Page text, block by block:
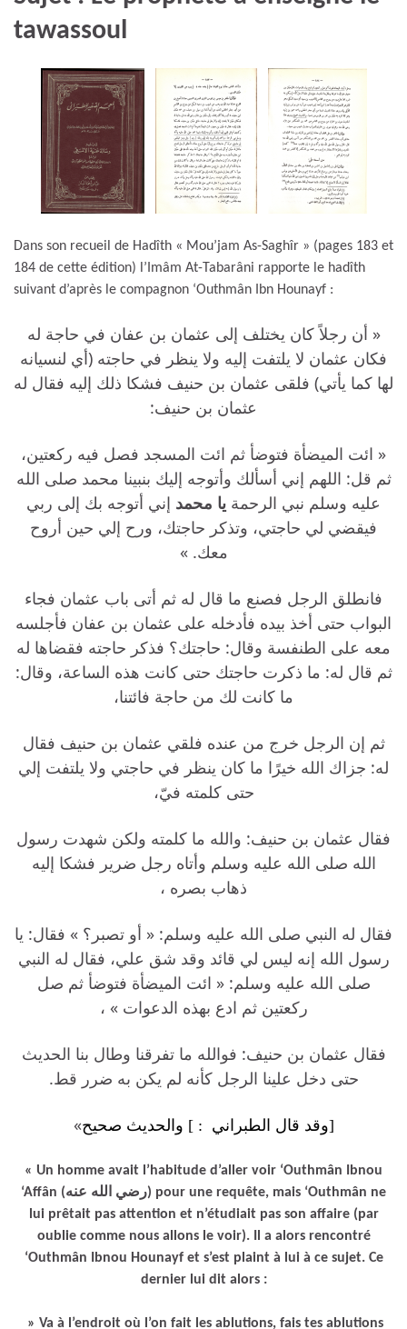
tawassoul
Dans son recueil de Hadîth « Mou’jam As-Saghîr » (pages 183 et
184 de cette édition) l’Imâm At-Tabarâni rapporte le hadîth
suivant d’après le compagnon ‘Outhmân Ibn Hounayf :
« أن رجلاً كان يختلف إلى عثمان بن عفان في حاجة له
فكان عثمان لا يلتفت إليه ولا ينظر في حاجته (أي لنسيانه
لها كما يأتي) فلقى عثمان بن حنيف فشكا ذلك إليه فقال له
عثمان بن حنيف:
« ائت الميضأة فتوضأ ثم ائت المسجد فصل فيه ركعتين،
ثم قل: اللهم إني أسألك وأتوجه إليك بنبينا محمد صلى الله
عليه وسلم نبي الرحمة يا محمد إني أتوجه بك إلى ربي
فيقضي لي حاجتي، وتذكر حاجتك، ورح إلي حين أروح
معك. »
فانطلق الرجل فصنع ما قال له ثم أتى باب عثمان فجاء
البواب حتى أخذ بيده فأدخله على عثمان بن عفان فأجلسه
معه على الطنفسة وقال: حاجتك؟ فذكر حاجته فقضاها له
ثم قال له: ما ذكرت حاجتك حتى كانت هذه الساعة، وقال:
ما كانت لك من حاجة فائتنا،
ثم إن الرجل خرج من عنده فلقي عثمان بن حنيف فقال
له: جزاك الله خيرًا ما كان ينظر في حاجتي ولا يلتفت إلي
حتى كلمته فيّ،
فقال عثمان بن حنيف: والله ما كلمته ولكن شهدت رسول
الله صلى الله عليه وسلم وأتاه رجل ضرير فشكا إليه
ذهاب بصره ،
فقال له النبي صلى الله عليه وسلم: « أو تصبر؟ » فقال: يا
رسول الله إنه ليس لي قائد وقد شق علي، فقال له النبي
صلى الله عليه وسلم: « ائت الميضأة فتوضأ ثم صل
ركعتين ثم ادع بهذه الدعوات » ،
فقال عثمان بن حنيف: فوالله ما تفرقنا وطال بنا الحديث
حتى دخل علينا الرجل كأنه لم يكن به ضرر قط.
[وقد قال الطبر اني : ] والحديث صحيح»
« Un homme avait l’habitude d’aller voir ‘Outhmân Ibnou
‘Affân (رضي الله عنه) pour une requête, mais ‘Outhmân ne
lui prêtait pas attention et n’étudiait pas son affaire (par
oublie comme nous allons le voir). Il a alors rencontré
‘Outhmân Ibnou Hounayf et s’est plaint à lui à ce sujet. Ce
dernier lui dit alors :
» Va à l’endroit où l’on fait les ablutions, fais tes ablutions